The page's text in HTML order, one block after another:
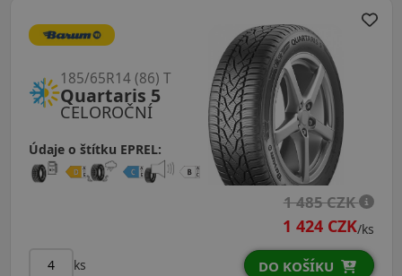
CELOROČNÍ
Quartaris 5
185/65R14 (86) T
Údaje o štítku EPREL:
1 485 CZK
1 424 CZK/ks
ks DO KOŠÍKU